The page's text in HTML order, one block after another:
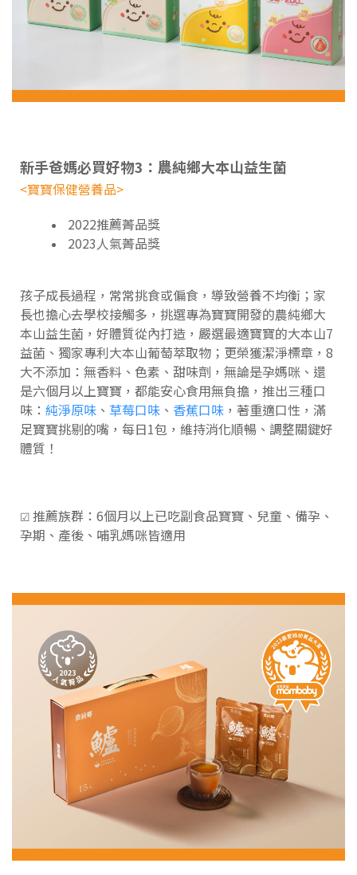
新手爸媽必買好物3：農純鄉大本山益生菌
<寶寶保健營養品>
2022推薦菁品獎
2023人氣菁品獎
孩子成長過程，常常挑食或偏食，導致營養不均衡；家
長也擔心去學校接觸多，挑選專為寶寶開發的農純鄉大
本山益生菌，好體質從內打造，嚴選最適寶寶的大本山7
益菌、獨家專利大本山葡萄萃取物；更榮獲潔淨標章，8
大不添加：無香料、色素、甜味劑，無論是孕媽咪、還
是六個月以上寶寶，都能安心食用無負擔，推出三種口
味： 純淨原味 、 草莓口味 、 香蕉口味 ，著重適口性，滿
足寶寶挑剔的嘴，每日1包，維持消化順暢、調整關鍵好
體質！
☑ 推薦族群：6個月以上已吃副食品寶寶、兒童、備孕、
孕期、產後、哺乳媽咪皆適用